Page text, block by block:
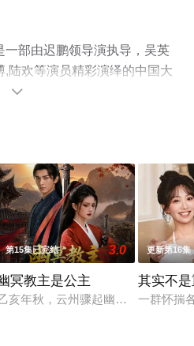
一部由迟鹏领导演执导，吴英
,陆欢等演员精彩演绎的中国大
晓（1-12全集），手机免费观
电视猫或剧情网等平台了

离奇失窃，戏班主横尸戏台，将
第15集已完结 3.0
冥教主是公主
亥年秋，云州骤起幽冥教，教主独
更新第16集
其实不
一群怀揣